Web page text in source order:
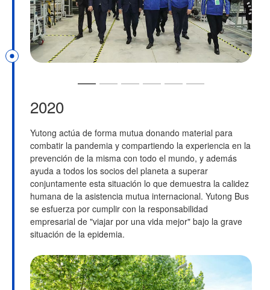
2020
​Yutong actúa de forma mutua donando material para
combatir la pandemia y compartiendo la experiencia en la
prevención de la misma con todo el mundo, y además
ayuda a todos los socios del planeta a superar
conjuntamente esta situación lo que demuestra la calidez
humana de la asistencia mutua internacional. Yutong Bus
se esfuerza por cumplir con la responsabilidad
empresarial de "viajar por una vida mejor" bajo la grave
situación de la epidemia.